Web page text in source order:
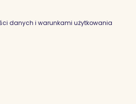
danych i warunkami użytkowania